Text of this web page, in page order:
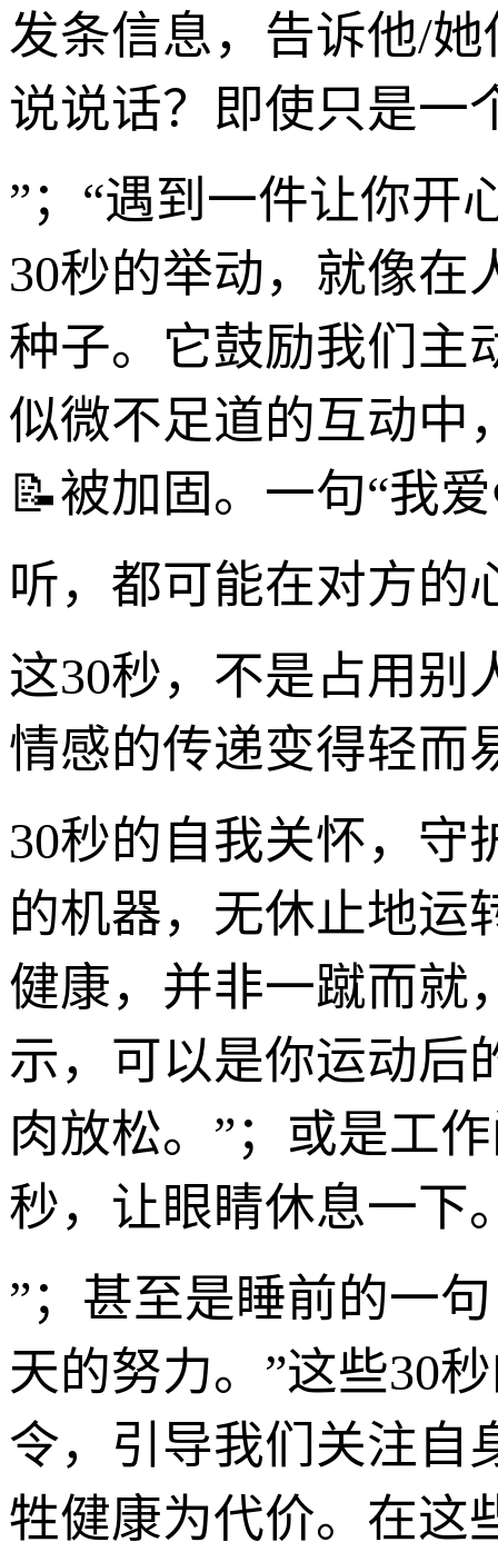
发条信息，告诉他/
说说话？即使只是一
”；“遇到一件让你开
30秒的举动，就像在
种子。它鼓励我们主
似微不足道的互动中
📝被加固。一句“我
听，都可能在对方的
这30秒，不是占用别
情感的传递变得轻而
30秒的自我关怀，守
的机器，无休止地运
健康，并非一蹴而就
示，可以是你运动后
肉放松。”；或是工
秒，让眼睛休息一下
”；甚至是睡前的一
天的努力。”这些30
令，引导我们关注自
牲健康为代价。在这